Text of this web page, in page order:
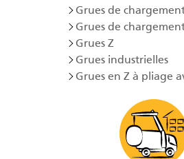
Grues de
Grues de
Grues Z
Grues industrielles
Grues en Z à pliage